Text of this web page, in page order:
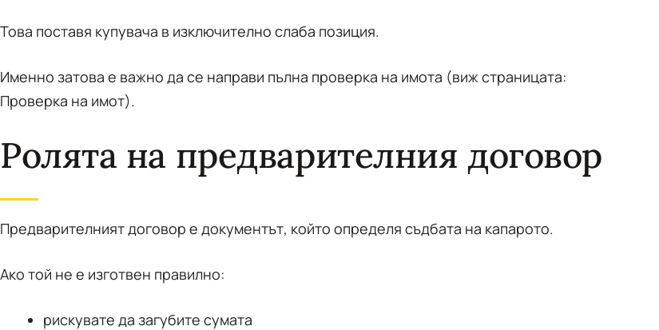
Това поставя купувача в изключително слаба позиция.
Именно затова е важно да се направи пълна проверка на имота (виж страницата:
Проверка на имот).
Ролята на предварителния договор
Предварителният договор е документът, който определя съдбата на капарото.
Ако той не е изготвен правилно:
рискувате да загубите сумата